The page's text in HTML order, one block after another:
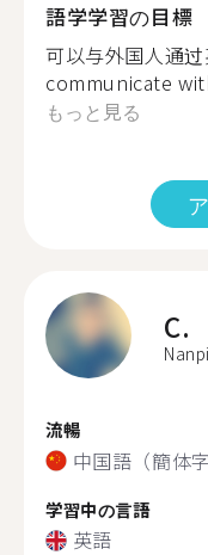
語学学習の目標
可以与外国人通
communicate
もっと見る
C.
流暢
中国語（簡体
学習中の言語
英語